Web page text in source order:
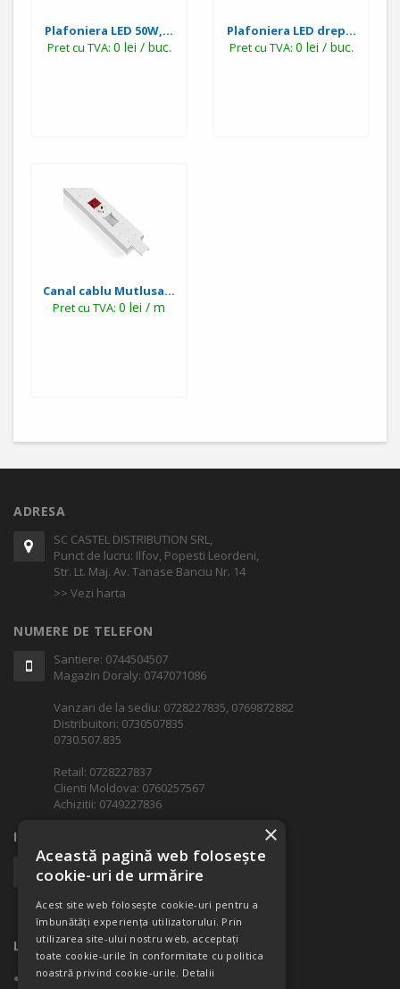
Plafoniera LED 50W,...
Pret cu TVA: 0 lei / buc.
Plafoniera LED drep...
Pret cu TVA: 0 lei / buc.
Canal cablu Mutlusa...
Pret cu TVA: 0 lei / m
ADRESA
SC CASTEL DISTRIBUTION SRL,
Punct de lucru: Ilfov, Popesti Leordeni,
Str. Lt. Maj. Av. Tanase Banciu Nr. 14
>> Vezi harta
NUMERE DE TELEFON
Santiere: 0744504507
Magazin Doraly: 0747071086
Vanzari de la sediu: 0728227835, 0769872882
Distribuitori: 0730507835
0730.507.835
Retail: 0728227837
Clienti Moldova: 0760257567
Achizitii: 0749227836
INFORMATII ADITIONALE
office@castel.ro
Nr. ord. Reg.Comertului: J23/804/2010
LINK-URI RAPIDE
Despre companie
Această pagină web folosește
cookie-uri de urmărire
Acest site web folosește cookie-uri pentru a
îmbunătăți experiența utilizatorului. Prin
utilizarea site-ului nostru web, acceptați
toate cookie-urile în conformitate cu politica
noastră privind cookie-urile. Detalii
×